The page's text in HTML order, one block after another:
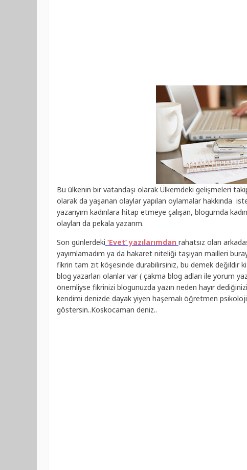
Bu ülkenin bir vatandaşı olarak Ülkemdeki gelişmeleri
olarak da yaşanan olaylar yapılan oylamalar hakkında
yazarıyım kadınlara hitap etmeye çalışan, blogumda
olayları da pekala yazarım.
Son günlerdeki ‘Evet’ yazılarımdan rahatsız olan
yayımlamadım ya da hakaret niteliği taşıyan mailleri
fikrin tam zıt köşesinde durabilirsiniz, bu demek değildir
blog yazarları olanlar var ( çakma blog adları ile yorum
önemliyse fikrinizi blogunuzda yazın neden hayır dediğinizi
kendimi denizde dayak yiyen haşemalı öğretmen
göstersin..Koskocaman deniz..